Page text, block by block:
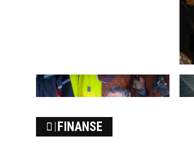
FINANSE